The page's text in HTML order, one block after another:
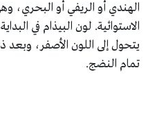
الهندي أو الريفي أو البحري،
الاستوائية. لون البيذام في
يتحول إلى اللون الأصفر، وبعد
تمام النضج.